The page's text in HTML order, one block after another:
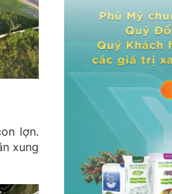
lợn.
xung